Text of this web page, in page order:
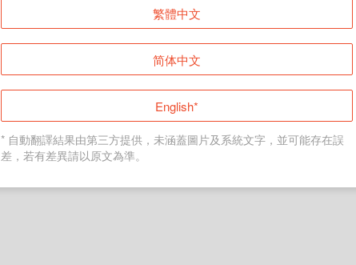
登入
返回首頁
繁體中文
简体中文
English*
* 自動翻譯結果由第三方提供，未涵蓋圖片及系統文字，並可能存在誤
差，若有差異請以原文為準。